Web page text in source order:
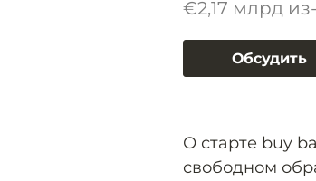
€2,17 млрд
Обсудить
О старте buy
свободном